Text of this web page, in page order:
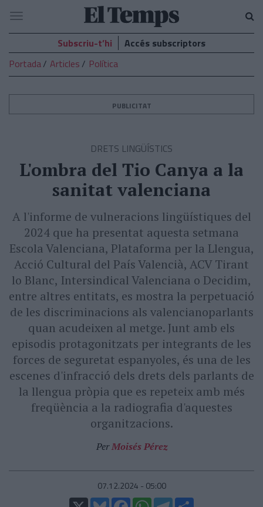
El
Temps
Navegació
Subscriu-t’hi
Accés subscriptors
Portada
Articles Política
PUBLICITAT
DRETS LINGÜÍSTICS
L'ombra del Tio Canya a la
sanitat valenciana
A l'informe de vulneracions lingüístiques del
2024 que ha presentat aquesta setmana
Escola Valenciana, Plataforma per la Llengua,
Acció Cultural del País Valencià, ACV Tirant
lo Blanc, Intersindical Valenciana o Decidim,
entre altres entitats, es mostra la perpetuació
de les discriminacions als valencianoparlants
quan acudeixen al metge. Junt amb els
episodis protagonitzats per integrants de les
forces de seguretat espanyoles, és una de les
escenes d'infracció dels drets dels parlants de
la llengua pròpia que es repeteix amb més
freqüència a la radiografia d'aquestes
organitzacions.
PerMoisés Pérez
07.12.2024 - 05:00
X
BlueskyFacebookWhatsAppTelegram